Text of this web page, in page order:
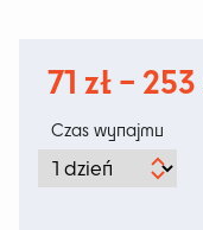
71 zł– 253
Czas wynajmu